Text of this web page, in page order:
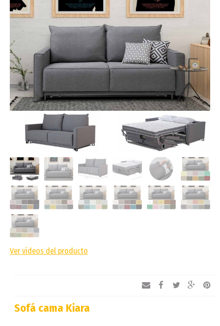
Ver vídeos del producto
Sofá cama Kiara